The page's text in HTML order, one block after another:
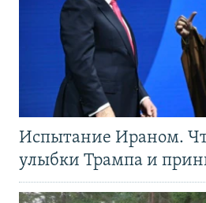
Испытание Ираном.
улыбки Трампа и